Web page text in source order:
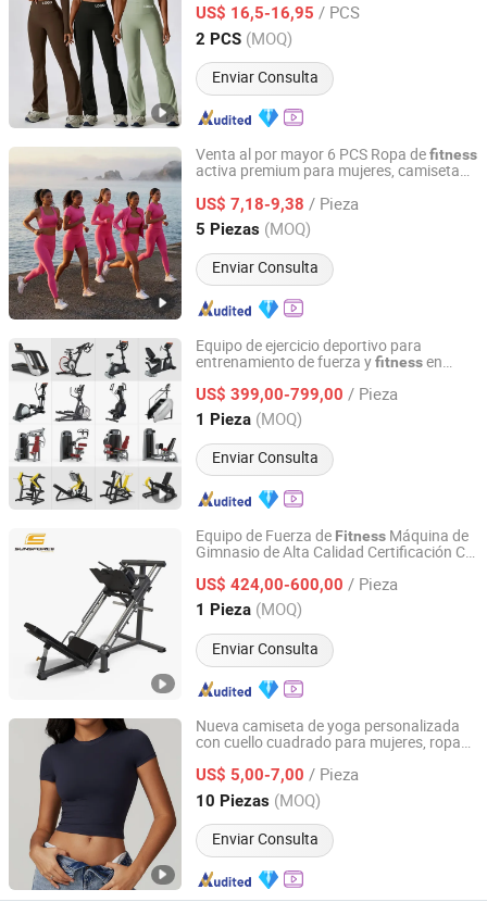
Mujeres
US$ 16,5-16,95 / PCS
2 PCS (MOQ)
Enviar Consulta
Fujian, China Desde 2022
Venta al por mayor 6 PCS Ropa defitness
activa premium para mujeres, camiseta
pantalones cortos de ciclista + leggings
de yoga + chaqueta superior conjunto de
entrenamiento
US$ 7,18-9,38 / Pieza
5 Piezas (MOQ)
Enviar Consulta
Dongguan Tianchen Garment Technology Co., Ltd.
Guangdong, China Desde 2012
Equipo de ejercicio deportivo para
entrenamiento de fuerza yfitnessen
US$ 399,00-799,00 / Pieza
1 Pieza (MOQ)
Enviar Consulta
GuangZhou BFT Fitness CO.,LTD
Guangdong, China Desde 2015
Equipo de Fuerza de Fitness Máquina de
Gimnasio de Alta Calidad Certificación CE
en Cuclillas Prensa de Piernas Precio con
45 Grado
US$ 424,00-600,00 / Pieza
1 Pieza (MOQ)
Enviar Consulta
Qingdao Juyuan Fitness Technology Co., Ltd.
Shandong, China Desde 2022
Nueva camiseta de yoga personalizada
con cuello cuadrado para mujeres, ropa
US$ 5,00-7,00 / Pieza
10 Piezas (MOQ)
Enviar Consulta
Shenzhen YJS Trading Co., Ltd.
Guangdong, China Desde 2026